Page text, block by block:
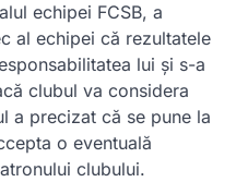
echipei FCSB, a
al echipei că rezultatele
lui și s-a
clubul va considera
a precizat că se pune la
o eventuală
clubului.